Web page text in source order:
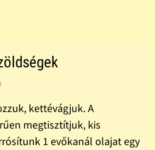
kettévágjuk. A
megtisztítjuk, kis
1 evőkanál olajat egy